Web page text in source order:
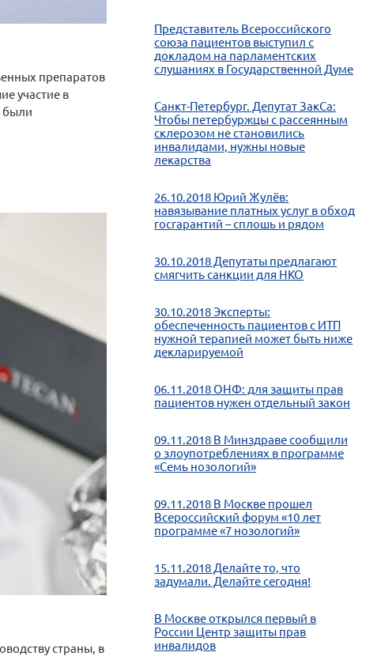
препаратов
участие в
были
страны, в
Представитель Всероссийского
союза пациентов выступил с
докладом на парламентских
слушаниях в Государственной Думе
Санкт-Петербург. Депутат ЗакСа:
Чтобы петербуржцы с рассеянным
склерозом не становились
инвалидами, нужны новые
лекарства
26.10.2018 Юрий Жулёв:
навязывание платных услуг в обход
госгарантий – сплошь и рядом
30.10.2018 Депутаты предлагают
смягчить санкции для НКО
30.10.2018 Эксперты:
обеспеченность пациентов с ИТП
нужной терапией может быть ниже
декларируемой
06.11.2018 ОНФ: для защиты прав
пациентов нужен отдельный закон
09.11.2018 В Минздраве сообщили
о злоупотреблениях в программе
«Семь нозологий»
09.11.2018 В Москве прошел
Всероссийский форум «10 лет
программе «7 нозологий»
15.11.2018 Делайте то, что
задумали. Делайте сегодня!
В Москве открылся первый в
России Центр защиты прав
инвалидов